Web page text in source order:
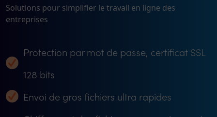
Solutions pour simplifier le travail en ligne des
entreprises
Protection par mot de passe, certificat SSL
128 bits
Envoi de gros fichiers ultra rapides